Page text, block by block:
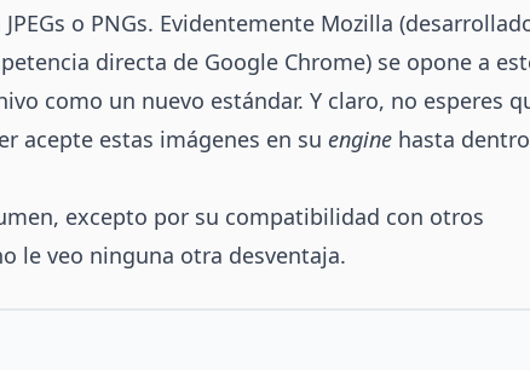
o PNGs. Evidentemente Mozilla
directa de Google Chrome) se opone a
como un nuevo estándar. Y claro, no esperes
acepte estas imágenes en su engine hasta
excepto por su compatibilidad con otros
le veo ninguna otra desventaja.